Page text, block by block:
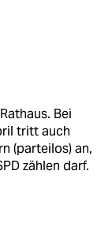
Bei
tritt auch
(parteilos) an,
zählen darf.